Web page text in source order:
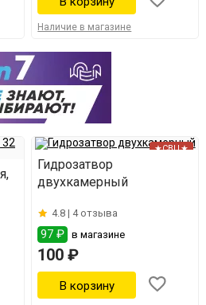
Наличие в магазине
★СВЦ★
Гидрозатвор
двухкамерный
4.8 | 4 отзыва
97 ₽ в магазине
100 ₽